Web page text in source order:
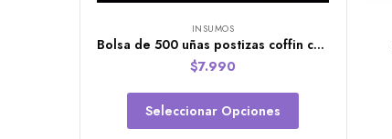
INSUMOS
Bolsa de 500 uñas postizas coffin cortas (clear-natural)
$7.990
Seleccionar Opciones